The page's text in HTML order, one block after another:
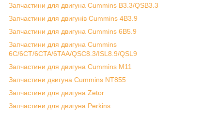
Запчастини для двигуна Cummins B3.3/QSB3.3
Запчастини для двигунів Cummins 4B3.9
Запчастини для двигуна Cummins 6B5.9
Запчастини для двигуна Cummins
6C/6CT/6CTA/6TAA/QSC8.3/ISL8.9/QSL9
Запчастини для двигуна Cummins M11
Запчастини двигуна Cummins NT855
Запчастини для двигуна Zetor
Запчастини для двигуна Perkins